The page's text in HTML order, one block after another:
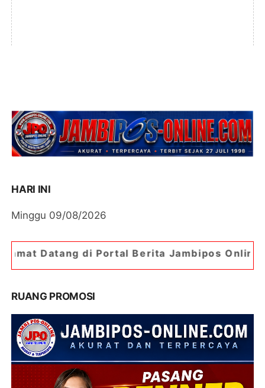
HARI INI
Minggu 09/08/2026
Berita Jambipos Online. Portal Berita
RUANG PROMOSI